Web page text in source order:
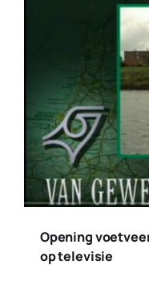
Opening
op televisie